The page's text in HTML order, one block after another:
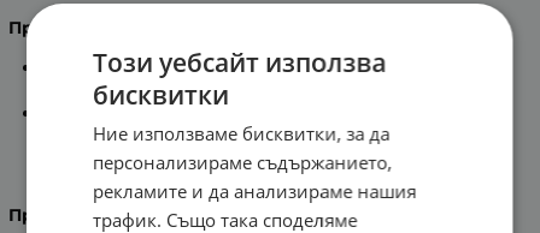
Предназначение
1 таблетка набавя 27 витамина, минерала и
микроелемента.
човешкия организъм.
Препоръчителен прием:
Този уебсайт използва
бисквитки
Ние използваме бисквитки, за да
персонализираме съдържанието,
рекламите и да анализираме нашия
трафик. Също така споделяме